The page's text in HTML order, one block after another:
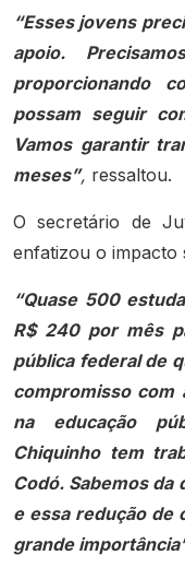
“Esses jovens
apoio.
proporcionando
possam seguir
Vamos garantir
meses”, ressaltou.
O secretário de
enfatizou o impacto
“Quase 500
R$ 240 por mês
pública federal de
compromisso com
na educação
Chiquinho tem
Codó. Sabemos da
e essa redução de
grande